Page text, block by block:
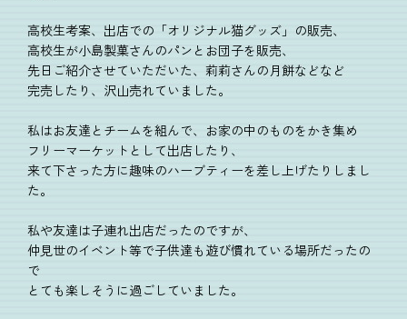
高校生考案、出店での「オリジナル猫グッズ」の販売、
高校生が小島製菓さんのパンとお団子を販売、
先日ご紹介させていただいた、莉莉さんの月餅などなど
完売したり、沢山売れていました。
私はお友達とチームを組んで、お家の中のものをかき集め
フリーマーケットとして出店したり、
来て下さった方に趣味のハーブティーを差し上げたりしまし
た。
私や友達は子連れ出店だったのですが、
仲見世のイベント等で子供達も遊び慣れている場所だったの
で
とても楽しそうに過ごしていました。